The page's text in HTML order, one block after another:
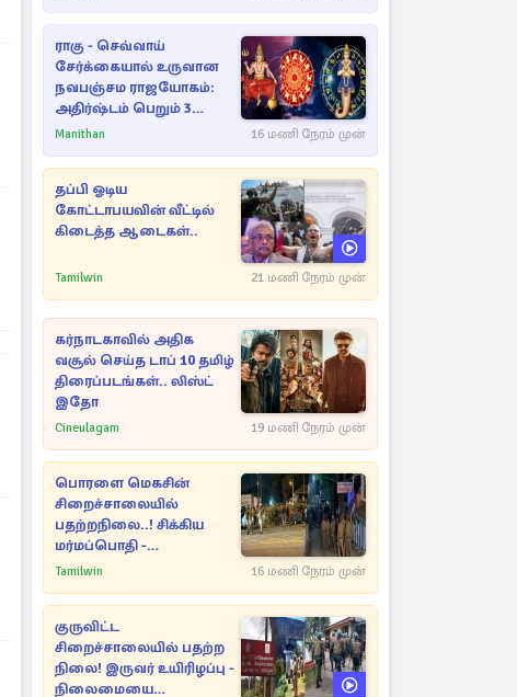
ராகு - செவ்வாய்
சேர்க்கையால் உருவான
நவபஞ்சம ராஜயோகம்:
அதிர்ஷ்டம் பெறும் 3
ராசிகள்!
Manithan 16 மணி நேரம் முன்
தப்பி ஓடிய
கோட்டாபயவின் வீட்டில்
கிடைத்த ஆடைகள்..
Tamilwin 21 மணி நேரம் முன்
கர்நாடகாவில் அதிக
வசூல் செய்த டாப் 10 தமிழ்
திரைப்படங்கள்.. லிஸ்ட்
இதோ
Cineulagam 19 மணி நேரம் முன்
பொரளை மெகசின்
சிறைச்சாலையில்
பதற்றநிலை..! சிக்கிய
மர்மப்பொதி -
பின்னணியில் வெளியான
Tamilwin 16 மணி நேரம் முன்
குருவிட்ட
சிறைச்சாலையில் பதற்ற
நிலை! இருவர் உயிரிழப்பு -
நிலைமையை